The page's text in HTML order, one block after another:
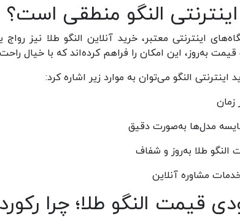
النگو منطقی است؟
اینترنتی معتبر، خرید آنلاین النگو طلا نیز
به‌روز، این امکان را فراهم کرده‌اند که با خیال راحت
اینترنتی النگو می‌توان به موارد زیر اشاره کرد:
زمان
مدل‌ها به‌صورت دقیق
النگو طلا به‌روز و شفاف
مشاوره آنلاین
قیمت النگو طلا؛ چرا